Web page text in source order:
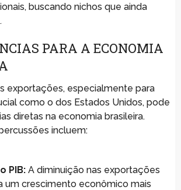
buscando nichos que ainda
PARA A ECONOMIA
exportações, especialmente para
como o dos Estados Unidos, pode
diretas na economia brasileira.
incluem:
PIB:A diminuição nas exportações
um crescimento econômico mais